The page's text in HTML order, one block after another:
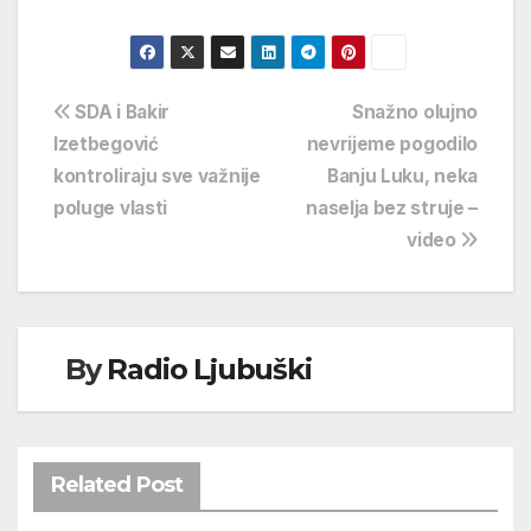
Navigacija
objava
Snažno olujno
nevrijeme pogodilo
Banju Luku, neka
naselja bez struje –
video
SDA i Bakir
Izetbegović
kontroliraju sve važnije
poluge vlasti
ByRadio Ljubuški
Related Post